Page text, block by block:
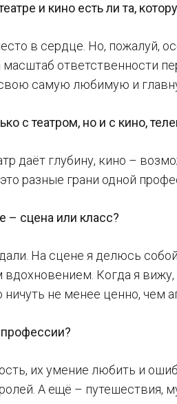
и кино есть ли та,
в сердце. Но, пожалуй,
ответственности
свою самую любимую и
с театром, но и с кино,
даёт глубину, кино –
разные грани одной
– сцена или класс?
На сцене я делюсь
Когда я
ничуть не менее ценно, чем
их умение любить и
А ещё – путешествия,